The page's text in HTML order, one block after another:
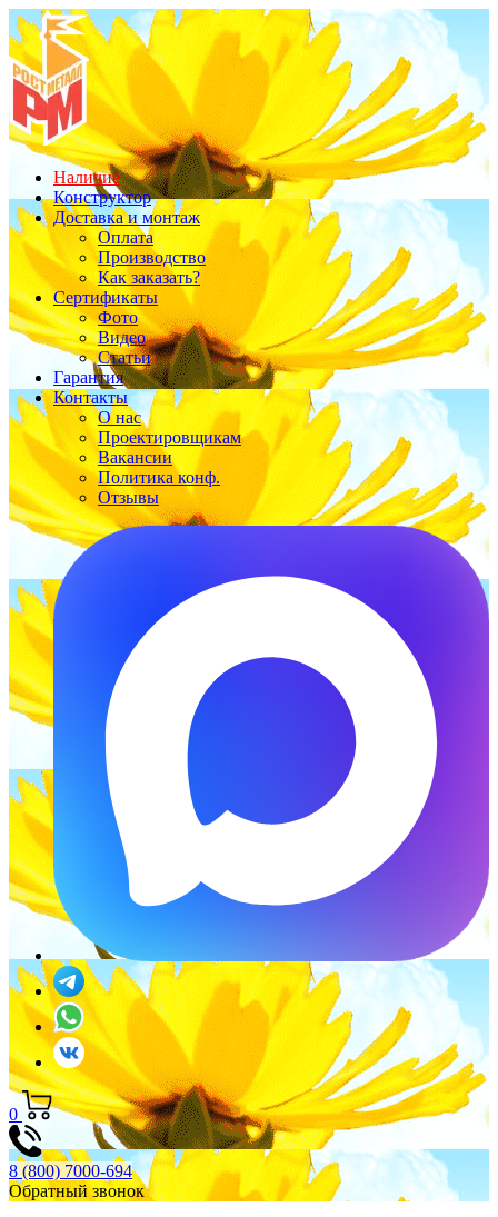
Наличие
Конструктор
Доставка и монтаж
Оплата
Производство
Как заказать?
Сертификаты
Фото
Видео
Статьи
Гарантия
Контакты
О нас
Проектировщикам
Вакансии
Политика конф.
Отзывы
0
8 (800) 7000-694
Обратный звонок